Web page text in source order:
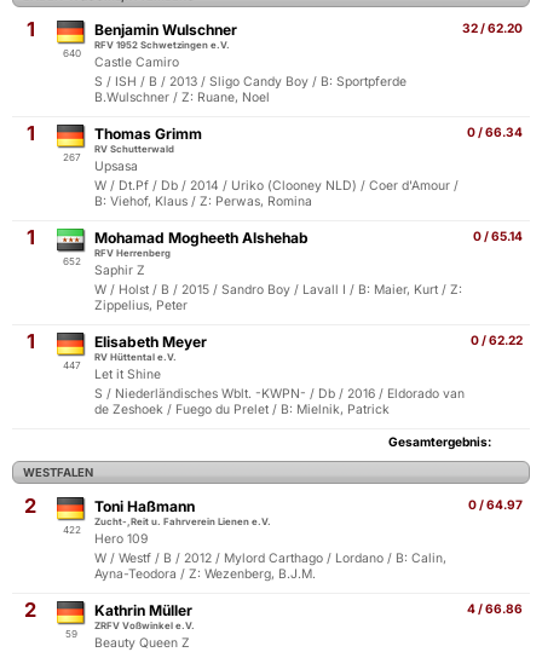
1
640
32 / 62.20
Benjamin Wulschner
RFV 1952 Schwetzingen e.V.
Castle Camiro
S / ISH / B / 2013 / Sligo Candy Boy / B: Sportpferde
B.Wulschner / Z: Ruane, Noel
1
267
0 / 66.34
Thomas Grimm
RV Schutterwald
Upsasa
W / Dt.Pf / Db / 2014 / Uriko (Clooney NLD) / Coer d'Amour /
B: Viehof, Klaus / Z: Perwas, Romina
1
652
0 / 65.14
Mohamad Mogheeth Alshehab
RFV Herrenberg
Saphir Z
W / Holst / B / 2015 / Sandro Boy / Lavall I / B: Maier, Kurt / Z:
Zippelius, Peter
1
447
0 / 62.22
Elisabeth Meyer
RV Hüttental e.V.
Let it Shine
S / Niederländisches Wblt. -KWPN- / Db / 2016 / Eldorado van
de Zeshoek / Fuego du Prelet / B: Mielnik, Patrick
Gesamtergebnis:
WESTFALEN
2
422
0 / 64.97
Toni Haßmann
Zucht-,Reit u. Fahrverein Lienen e.V.
Hero 109
W / Westf / B / 2012 / Mylord Carthago / Lordano / B: Calin,
Ayna-Teodora / Z: Wezenberg, B.J.M.
2
59
4 / 66.86
Kathrin Müller
ZRFV Voßwinkel e.V.
Beauty Queen Z